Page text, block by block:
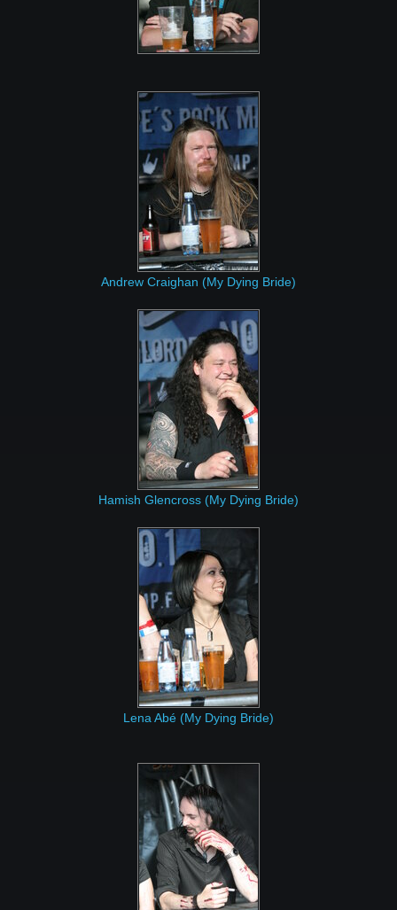
Andrew Craighan (My Dying Bride)
Hamish Glencross (My Dying Bride)
Lena Abé (My Dying Bride)